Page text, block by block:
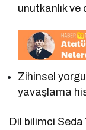
unutkanlık ve
Zihinsel
yavaşlama
Dil bilimci Seda